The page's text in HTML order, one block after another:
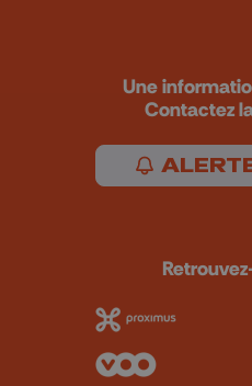
Une
Contactez